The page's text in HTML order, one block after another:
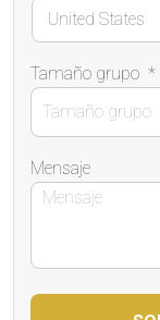
Tamaño grupo *
Mensaje